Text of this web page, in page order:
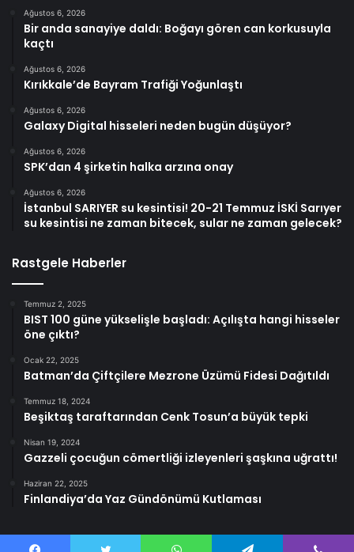
Ağustos 6, 2026
Bir anda sanayiye daldı: Boğayı gören can korkusuyla
kaçtı
Ağustos 6, 2026
Kırıkkale’de Bayram Trafiği Yoğunlaştı
Ağustos 6, 2026
Galaxy Digital hisseleri neden bugün düşüyor?
Ağustos 6, 2026
SPK’dan 4 şirketin halka arzına onay
Ağustos 6, 2026
İstanbul SARIYER su kesintisi! 20-21 Temmuz İSKİ Sarıyer
su kesintisi ne zaman bitecek, sular ne zaman gelecek?
Rastgele Haberler
Temmuz 2, 2025
BIST 100 güne yükselişle başladı: Açılışta hangi hisseler
öne çıktı?
Ocak 22, 2025
Batman’da Çiftçilere Mezrone Üzümü Fidesi Dağıtıldı
Temmuz 18, 2024
Beşiktaş taraftarından Cenk Tosun’a büyük tepki
Nisan 19, 2024
Gazzeli çocuğun cömertliği izleyenleri şaşkına uğrattı!
Haziran 22, 2025
Finlandiya’da Yaz Gündönümü Kutlaması